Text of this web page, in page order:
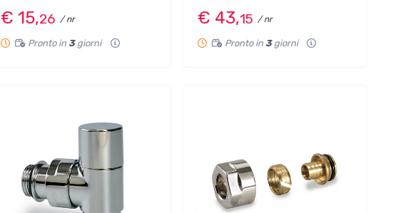
€ 15,26 / nr
Pronto in 3giorni
€ 43,15 / nr
Pronto in 3giorni